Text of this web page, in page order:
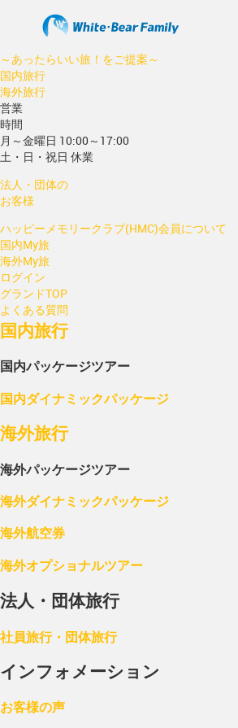
～あったらいい旅！をご提案～
国内旅行
海外旅行
営業
時間
月～金曜日 10:00～17:00
土・日・祝日 休業
法人・団体の
お客様
ハッピーメモリークラブ(HMC)会員について
国内My旅
海外My旅
ログイン
グランドTOP
よくある質問
国内旅行
国内パッケージツアー
国内ダイナミックパッケージ
海外旅行
海外パッケージツアー
海外ダイナミックパッケージ
海外航空券
海外オプショナルツアー
法人・団体旅行
社員旅行・団体旅行
インフォメーション
お客様の声